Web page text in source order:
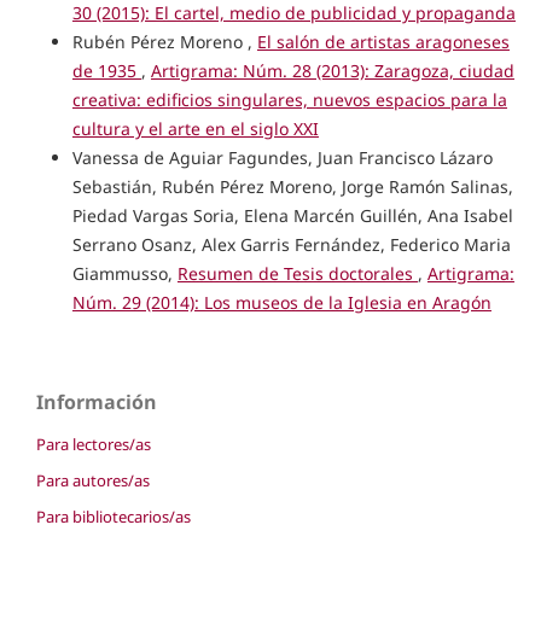
30 (2015): El cartel, medio de publicidad y propaganda
Rubén Pérez Moreno , El salón de artistas aragoneses
de 1935 , Artigrama: Núm. 28 (2013): Zaragoza, ciudad
creativa: edificios singulares, nuevos espacios para la
cultura y el arte en el siglo XXI
Vanessa de Aguiar Fagundes, Juan Francisco Lázaro
Sebastián, Rubén Pérez Moreno, Jorge Ramón Salinas,
Piedad Vargas Soria, Elena Marcén Guillén, Ana Isabel
Serrano Osanz, Alex Garris Fernández, Federico Maria
Giammusso, Resumen de Tesis doctorales , Artigrama:
Núm. 29 (2014): Los museos de la Iglesia en Aragón
Información
Para lectores/as
Para autores/as
Para bibliotecarios/as